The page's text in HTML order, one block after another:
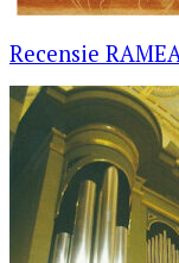
Recensie